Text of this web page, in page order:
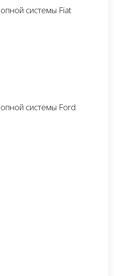
системы Fiat
системы Ford